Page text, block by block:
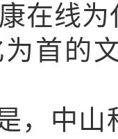
在线
首的
， 中山